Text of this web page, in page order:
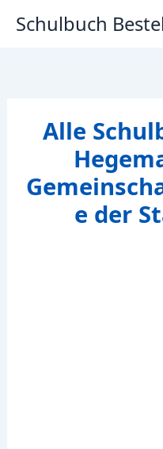
InhaltSchulbuch
Alle
e der